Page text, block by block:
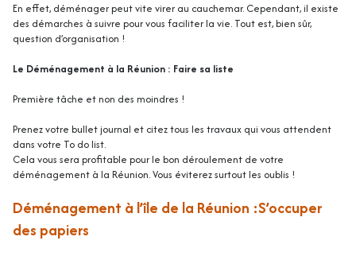
En effet, déménager peut vite virer au cauchemar. Cependant, il existe
des démarches à suivre pour vous faciliter la vie. Tout est, bien sûr,
question d’organisation !
Le Déménagement à la Réunion : Faire sa liste
Première tâche et non des moindres !
Prenez votre bullet journal et citez tous les travaux qui vous attendent
dans votre To do list.
Cela vous sera profitable pour le bon déroulement de votre
déménagement à la Réunion. Vous éviterez surtout les oublis !
Déménagement à l’île de la Réunion :S’occuper
des papiers